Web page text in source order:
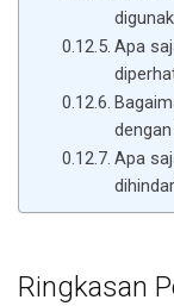
Apa
Apa
Ringkasan